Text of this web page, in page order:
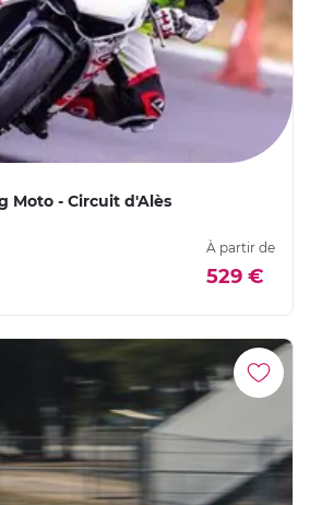
Moto - Circuit d'Alès
À partir de
529 €